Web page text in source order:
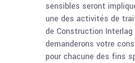
sensibles seront
une des activités de
de Construction Interlag
demanderons votre
pour chacune des fins